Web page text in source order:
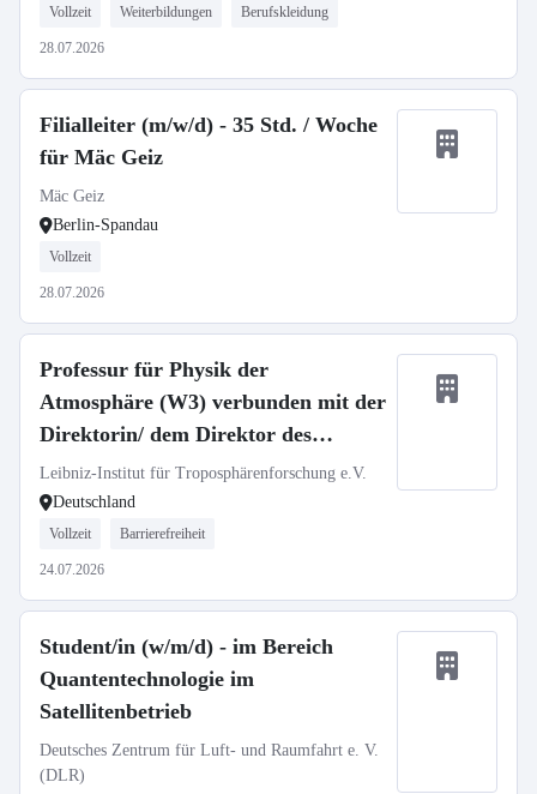
Vollzeit Weiterbildungen Berufskleidung
28.07.2026
Filialleiter (m/w/d) - 35 Std. / Woche
für Mäc Geiz
Mäc Geiz
Berlin-Spandau
Vollzeit
28.07.2026
Professur für Physik der
Atmosphäre (W3) verbunden mit der
Direktorin/ dem Direktor des
TROPOS
Leibniz-Institut für Troposphärenforschung e.V.
Deutschland
Vollzeit Barrierefreiheit
24.07.2026
Student/in (w/m/d) - im Bereich
Quantentechnologie im
Satellitenbetrieb
Deutsches Zentrum für Luft- und Raumfahrt e. V.
(DLR)